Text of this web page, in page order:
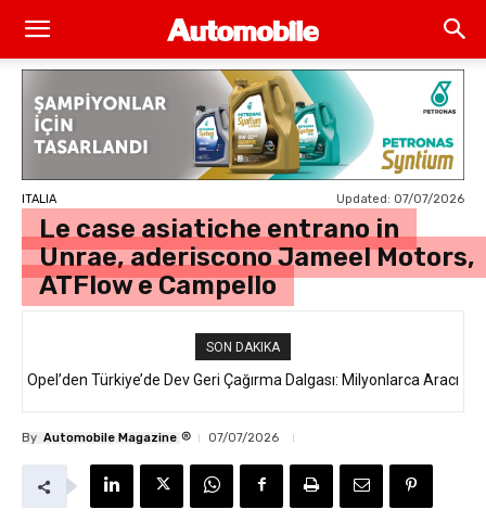
ITALIA Updated: 07/07/2026
Le case asiatiche entrano in
Unrae, aderiscono Jameel Motors,
ATFlow e Campello
SON DAKIKA
Opel’den Türkiye’de Dev Geri Çağırma Dalgası: Milyonlarca Aracı
By Automobile Magazine ® 07/07/2026